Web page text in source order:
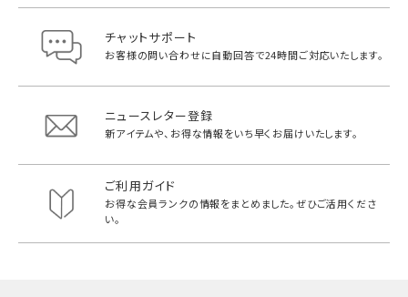
チャットサポート
お客様の問い合わせに自動回答で24時間ご対応いたします。
ニュースレター登録
新アイテムや、お得な情報をいち早く お届けいたします。
ご利用ガイド
お得な会員ランクの情報をまとめました。ぜひご活用くださ
い。